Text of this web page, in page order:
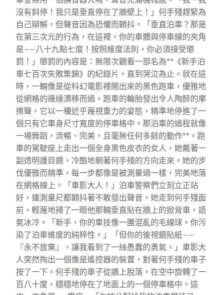
沒有斜停！我只是垂直停在了牆壁上！」何手殘趕緊為
自己辯解，但聲音因為恐懼而顫抖。「垂直泊車？那是
在第三次元的行為，在這裡，你的車體與停車線的夾角
是——八十九點七度！按照維度法則，你必須接受懲
罰！」懲罰的內容是：無限次觀看一部名為**《新手泊
車七百次失敗集錦》的紀錄片，直到哭泣為止。就在這
時，一輛像是從科幻電影裡開出來的黑色跑車，優雅地
從網格的邊緣漂移而過。跑車的輪胎發出令人陶醉的摩
擦聲，它以一種近乎蔑視重力的姿態，精準地停進了一
個只有它車身尺寸寬度的停車格中。那泊車的過程就像
一場舞蹈，流暢、完美，且毫無任何多餘的動作**。跑
車的駕駛座上走出一個全身黑色皮衣的女人，她戴著一
副透明護目鏡，冷酷地朝著何手殘的方向走來。她的步
伐優雅而精準，每一步都像是被測量過一樣，完美地落
在網格線上。「車影大人！」泊車警察們立刻立正站
好，連測量尺都顫抖著不敢發出聲音。她走到何手殘面
前，輕蔑地掃了一眼他那輛垂直貼在牆上的掀背車，語
氣冰冷。「新手，你的車技像一團混亂的毛線球。你污
染了泊車維度的純粹性。」「但你的後視鏡貼紙——
『永不放棄』，讓我看到了一絲愚蠢的勇氣。」車影大
人突然掏出一個像是遙控器的裝置，對著何手殘的車子
按了一下。何手殘的車子從牆上脫落，在空中旋轉了一
百八十度，穩穩地停在了地面上的一個停車格中。這